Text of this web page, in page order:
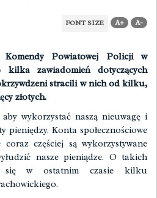
FONT SIZE A+ A-
Powiatowej Policji w
kilka zawiadomień dotyczących
stracili w nich od kilku,
złotych.
wykorzystać naszą nieuwagę i
Konta społecznościowe
częściej są wykorzystywane
nasze pieniądze. O takich
się w ostatnim czasie kilku